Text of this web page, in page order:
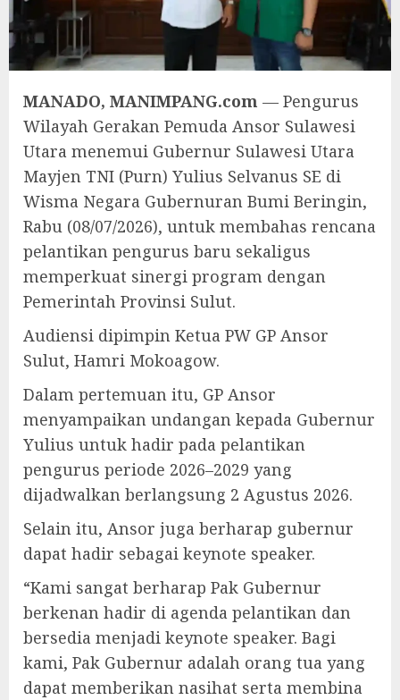
MANADO, MANIMPANG.com — Pengurus
Wilayah Gerakan Pemuda Ansor Sulawesi
Utara menemui Gubernur Sulawesi Utara
Mayjen TNI (Purn) Yulius Selvanus SE di
Wisma Negara Gubernuran Bumi Beringin,
Rabu (08/07/2026), untuk membahas rencana
pelantikan pengurus baru sekaligus
memperkuat sinergi program dengan
Pemerintah Provinsi Sulut.
Audiensi dipimpin Ketua PW GP Ansor
Sulut, Hamri Mokoagow.
Dalam pertemuan itu, GP Ansor
menyampaikan undangan kepada Gubernur
Yulius untuk hadir pada pelantikan
pengurus periode 2026–2029 yang
dijadwalkan berlangsung 2 Agustus 2026.
Selain itu, Ansor juga berharap gubernur
dapat hadir sebagai keynote speaker.
“Kami sangat berharap Pak Gubernur
berkenan hadir di agenda pelantikan dan
bersedia menjadi keynote speaker. Bagi
kami, Pak Gubernur adalah orang tua yang
dapat memberikan nasihat serta membina